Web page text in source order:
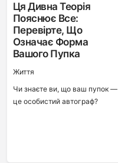
Ця Дивна Теорія
Пояснює Все:
Перевірте, Що
Означає Форма
Вашого Пупка
Життя
Чи знаєте ви, що ваш пупок —
це особистий автограф?